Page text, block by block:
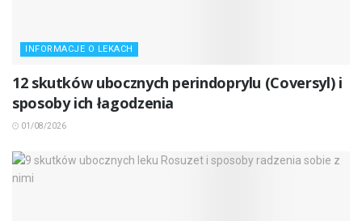
INFORMACJE O LEKACH
12 skutków ubocznych perindoprylu (Coversyl) i
sposoby ich łagodzenia
01/08/2026